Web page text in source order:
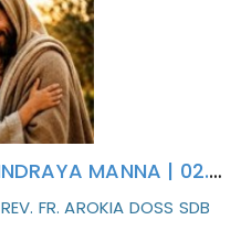
பரிவே கடவுளின் திருமுகம் | INDRAYA MANNA | 02.08.2026 - SUNDAY | REV. FR. AROKIA DOSS SDB | இன்றைய மன்னா / மறையுரை
REV. FR. AROKIA DOSS SDB